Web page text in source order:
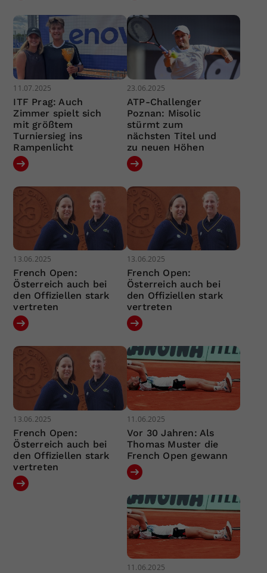
11.07.2025
ITF Prag: Auch
Zimmer spielt sich
mit größtem
Turniersieg ins
Rampenlicht
23.06.2025
ATP-Challenger
Poznan: Misolic
stürmt zum
nächsten Titel und
zu neuen Höhen
13.06.2025
French Open:
Österreich auch bei
den Offiziellen stark
vertreten
13.06.2025
French Open:
Österreich auch bei
den Offiziellen stark
vertreten
13.06.2025
French Open:
Österreich auch bei
den Offiziellen stark
vertreten
11.06.2025
Vor 30 Jahren: Als
Thomas Muster die
French Open gewann
11.06.2025